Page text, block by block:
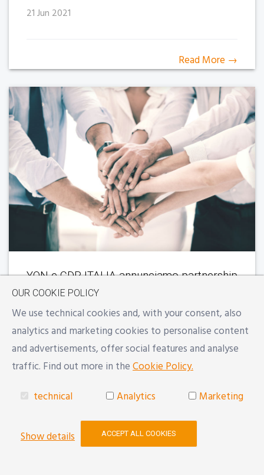
21 Jun 2021
Read More →
YON e CDR ITALIA annunciamo partnership
31 May 2021
YBS
OUR COOKIE POLICY
We use technical cookies and, with your consent, also
analytics and marketing cookies to personalise content
and advertisements, offer social features and analyse
traffic. Find out more in the Cookie Policy.
technical Analytics Marketing
Show details ACCEPT ALL COOKIES